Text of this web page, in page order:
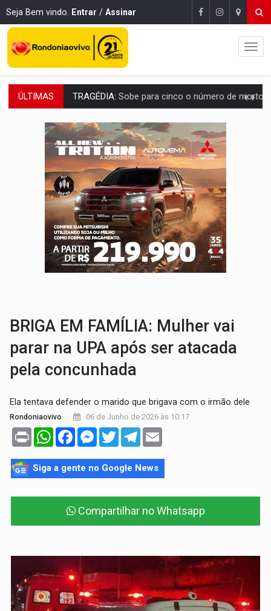
Seja Bem vindo. Entrar / Assinar
ÚLTIMAS TRANSPORTE DE ARROZ:MPF assegura cumprimento da legislação sobre transporte
DEEPFAKE:Sancionada lei contra violência sexual infantil na
COLEGIADO:Brasil e Rússia discutem energia nuclear, defesa e
URGENTE:Colisão entre caminhão e carro deixa quatro mortos e um em
ENCONTRO:Amazônia Negra ganha projeção nacional com participação de
PREVISÃO:Porto Velho tem chances de chuvas isoladas nesta
SINDICATOS UNIDOS:Assembleia Geral delibera greve da educação
PROCESSO SELETIVO:Rondoniaovivo abre oficina de Comunicação com
Sobe para cinco o número de mortos em colisão entre carreta e
BRIGA EM FAMÍLIA: Mulher vai
parar na UPA após ser atacada
pela concunhada
Ela tentava defender o marido que brigava com o irmão dele
Rondoniaovivo 06 de Junho de 2026 às 10:17
Print WhatsAppFacebookMessenger
TwitterTelegram
Siga a gente no Google News
Compartilhar no Whatsapp